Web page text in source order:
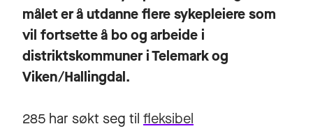
målet er å utdanne flere sykepleiere som
vil fortsette å bo og arbeide i
distriktskommuner i Telemark og
Viken/Hallingdal.
285 har søkt seg til fleksibel